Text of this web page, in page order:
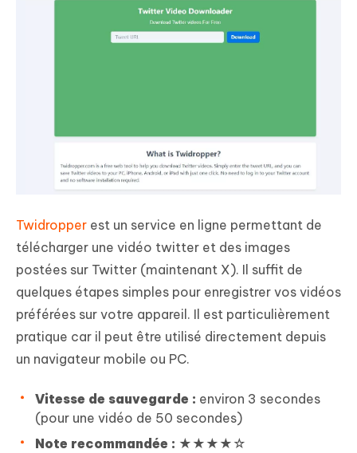
Twidropper est un service en ligne permettant de
télécharger une vidéo twitter et des images
postées sur Twitter (maintenant X). Il suffit de
quelques étapes simples pour enregistrer vos vidéos
préférées sur votre appareil. Il est particulièrement
pratique car il peut être utilisé directement depuis
un navigateur mobile ou PC.
Vitesse de sauvegarde : environ 3 secondes
(pour une vidéo de 50 secondes)
Note recommandée : ★★★★☆